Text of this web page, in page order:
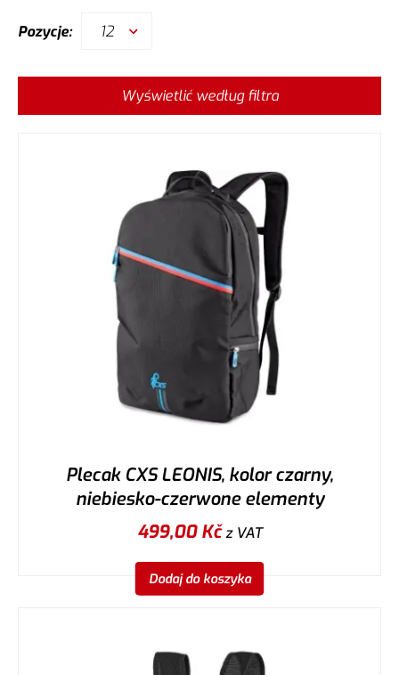
Pozycje: 12
Wyświetlić według filtra
Plecak CXS LEONIS, kolor czarny,
niebiesko-czerwone elementy
499,00Kčz VAT
Dodaj do koszyka